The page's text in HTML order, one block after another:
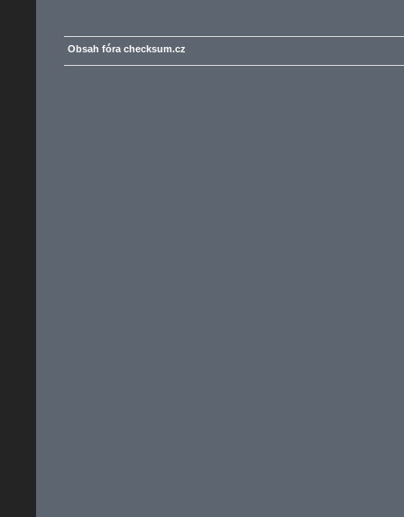
Obsah fóra checksum.cz